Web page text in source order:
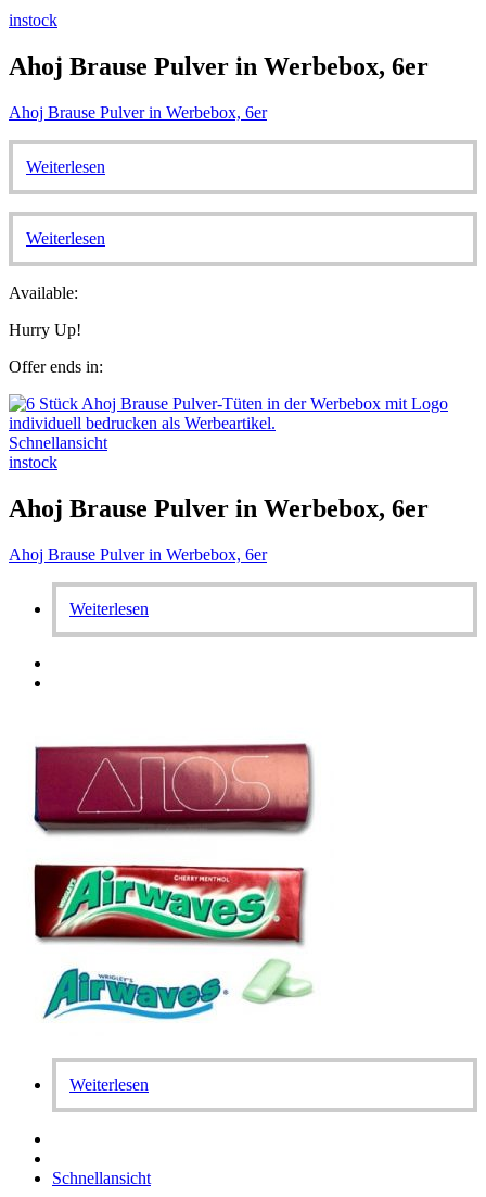
instock
Ahoj Brause Pulver in Werbebox, 6er
Ahoj Brause Pulver in Werbebox, 6er
Weiterlesen
Weiterlesen
Available:
Hurry Up!
Offer ends in:
Schnellansicht
instock
Ahoj Brause Pulver in Werbebox, 6er
Ahoj Brause Pulver in Werbebox, 6er
Weiterlesen
Weiterlesen
Schnellansicht